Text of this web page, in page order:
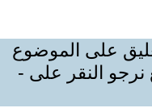
على الموضوع
نرجو النقر على -